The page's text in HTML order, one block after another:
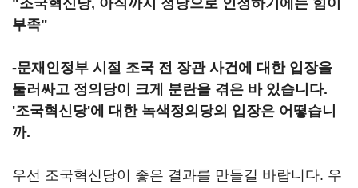
"조국혁신당, 아직까지 정당으로 인정하기에는 힘이
부족"
-문재인정부 시절 조국 전 장관 사건에 대한 입장을
둘러싸고 정의당이 크게 분란을 겪은 바 있습니다.
'조국혁신당'에 대한 녹색정의당의 입장은 어떻습니
까.
우선 조국혁신당이 좋은 결과를 만들길 바랍니다. 우